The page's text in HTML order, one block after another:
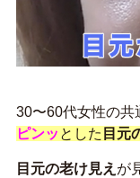
30〜60代女性の共
ピンッ とした 目元
目元の老け見え が